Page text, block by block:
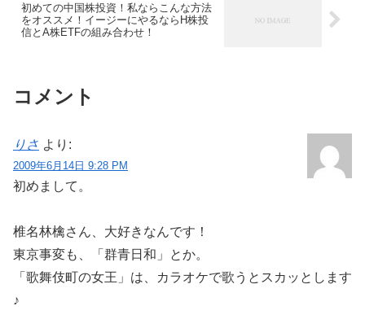
初めての中国株投資！私ならこんな方法
をオススメ！イージーにやるならH株投
信とA株ETFの組み合わせ！
コメント
りさ より:
2009年6月14日 9:28 PM
初めまして。
椎名林檎さん、大好きなんです！
東京事変も、「群青日和」とか。
「歌舞伎町の女王」は、カラオケで歌うとスカッとします
♪